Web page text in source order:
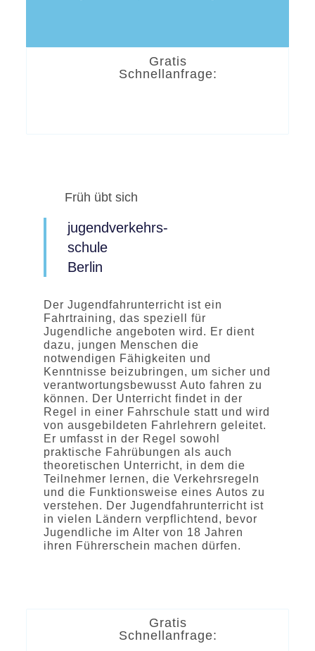
Gratis
Schnellanfrage:
Früh übt sich
jugendverkehrs-
schule
Berlin
Der Jugendfahrunterricht ist ein
Fahrtraining, das speziell für
Jugendliche angeboten wird. Er dient
dazu, jungen Menschen die
notwendigen Fähigkeiten und
Kenntnisse beizubringen, um sicher und
verantwortungsbewusst Auto fahren zu
können. Der Unterricht findet in der
Regel in einer Fahrschule statt und wird
von ausgebildeten Fahrlehrern geleitet.
Er umfasst in der Regel sowohl
praktische Fahrübungen als auch
theoretischen Unterricht, in dem die
Teilnehmer lernen, die Verkehrsregeln
und die Funktionsweise eines Autos zu
verstehen. Der Jugendfahrunterricht ist
in vielen Ländern verpflichtend, bevor
Jugendliche im Alter von 18 Jahren
ihren Führerschein machen dürfen.
Gratis
Schnellanfrage: